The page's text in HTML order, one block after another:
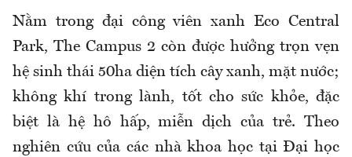
Nằm trong đại công viên xanh Eco Central
Park, The Campus 2 còn được hưởng trọn vẹn
hệ sinh thái 50ha diện tích cây xanh, mặt nước;
không khí trong lành, tốt cho sức khỏe, đặc
biệt là hệ hô hấp, miễn dịch của trẻ. Theo
nghiên cứu của các nhà khoa học tại Ðại học